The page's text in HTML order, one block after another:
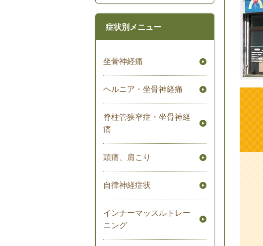
症状別メニュー
坐骨神経痛
ヘルニア・坐骨神経痛
脊柱管狭窄症・坐骨神経
痛
頭痛、肩こり
自律神経症状
インナーマッスルトレー
ニング